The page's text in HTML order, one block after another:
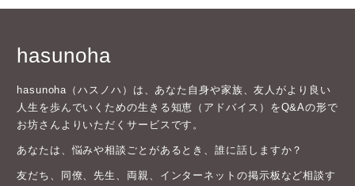
hasunoha
hasunoha（ハスノハ）は、あなた自身や家族、友人がより良い
人生を歩んでいくための生きる知恵（アドバイス）をQ&Aの形で
お坊さんよりいただくサービスです。
あなたは、悩みや相談ごとがあるとき、誰に話しますか？
友だち、同僚、先生、両親、インターネットの掲示板など相談す